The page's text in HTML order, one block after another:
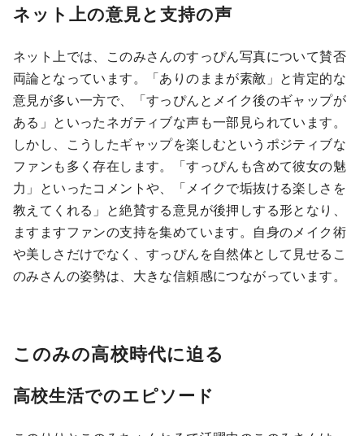
ネット上の意見と支持の声
ネット上では、このみさんのすっぴん写真について賛否
両論となっています。「ありのままが素敵」と肯定的な
意見が多い一方で、「すっぴんとメイク後のギャップが
ある」といったネガティブな声も一部見られています。
しかし、こうしたギャップを楽しむというポジティブな
ファンも多く存在します。「すっぴんも含めて彼女の魅
力」といったコメントや、「メイクで垢抜ける楽しさを
教えてくれる」と絶賛する意見が後押しする形となり、
ますますファンの支持を集めています。自身のメイク術
や美しさだけでなく、すっぴんを自然体として見せるこ
のみさんの姿勢は、大きな信頼感につながっています。
このみの高校時代に迫る
高校生活でのエピソード